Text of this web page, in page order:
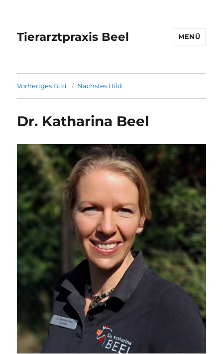
Tierarztpraxis Beel MENÜ
Vorheriges Bild Nächstes Bild
Dr. Katharina Beel